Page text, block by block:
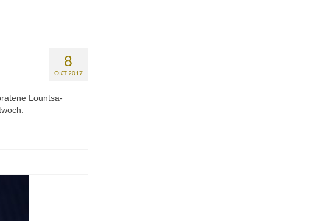
8
OKT 2017
Lountsa-